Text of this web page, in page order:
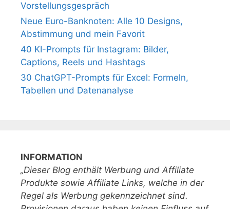
Vorstellungsgespräch
Neue Euro-Banknoten: Alle 10 Designs,
Abstimmung und mein Favorit
40 KI-Prompts für Instagram: Bilder,
Captions, Reels und Hashtags
30 ChatGPT-Prompts für Excel: Formeln,
Tabellen und Datenanalyse
INFORMATION
„Dieser Blog enthält Werbung und Affiliate
Produkte sowie Affiliate Links, welche in der
Regel als Werbung gekennzeichnet sind.